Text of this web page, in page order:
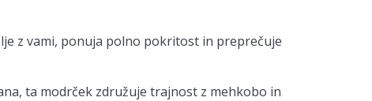
z vami, ponuja polno pokritost in preprečuje
ta modrček združuje trajnost z mehkobo in